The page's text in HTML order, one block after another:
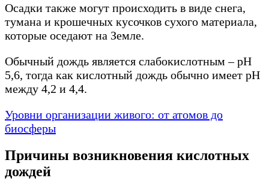
Осадки также могут происходить в виде снега,
тумана и крошечных кусочков сухого материала,
которые оседают на Земле.
Обычный дождь является слабокислотным – рН
5,6, тогда как кислотный дождь обычно имеет рН
между 4,2 и 4,4.
Уровни организации живого: от атомов до
биосферы
Причины возникновения кислотных
дождей